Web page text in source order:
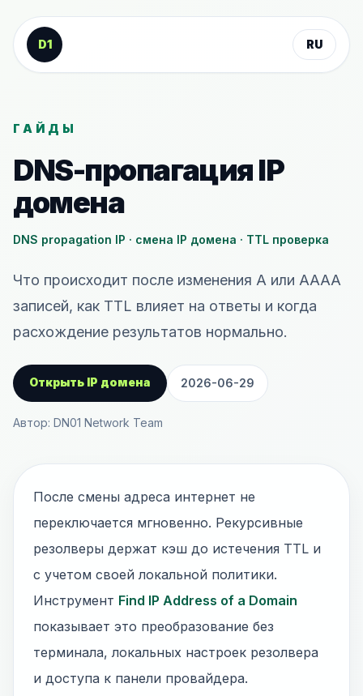
К содержанию
D1
RU
ГАЙДЫ
DNS-пропагация IP
домена
DNS propagation IP · смена IP домена · TTL проверка
Что происходит после изменения A или AAAA
записей, как TTL влияет на ответы и когда
расхождение результатов нормально.
Открыть IP домена 2026-06-29
Автор: DN01 Network Team
После смены адреса интернет не
переключается мгновенно. Рекурсивные
резолверы держат кэш до истечения TTL и
с учетом своей локальной политики.
Инструмент Find IP Address of a Domain
показывает это преобразование без
терминала, локальных настроек резолвера
и доступа к панели провайдера.